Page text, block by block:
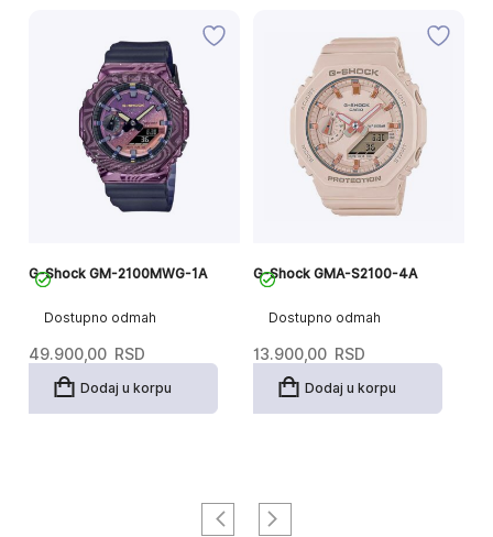
Dostupno odmah
G-Shock GM-2100MWG-1A
49.900,00 RSD
Dodaj u korpu
Dostupno odmah
G-Shock GMA-S2100-4A
13.900,00 RSD
Dodaj u korpu